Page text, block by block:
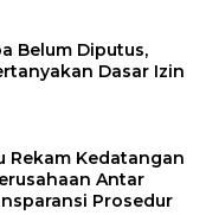
Belum Diputus,
Dasar Izin
Rekam Kedatangan
Antar
Prosedur